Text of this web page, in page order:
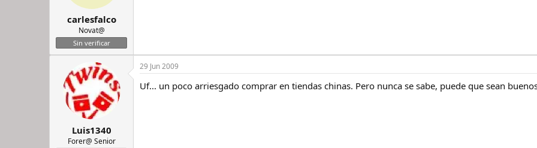
carlesfalco
Novat@
Sin verificar
Luis1340
Forer@ Senior
29 Jun 2009
Uf... un poco arriesgado comprar en tiendas chinas. Pero nunca se sabe, puede que sean